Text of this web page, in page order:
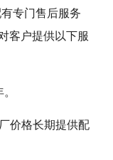
专门售后服务
客户提供以下服
价格长期提供配